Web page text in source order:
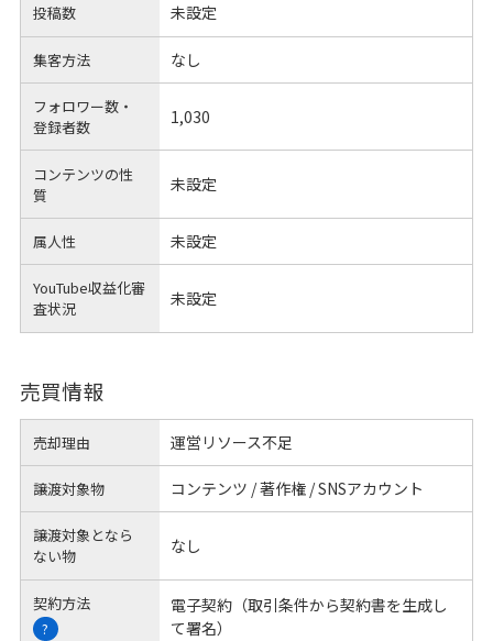
投稿数 未設定
集客方法 なし
フォロワー数・
登録者数
1,030
コンテンツの性
質
未設定
属人性 未設定
YouTube収益化審
査状況
未設定
売買情報
売却理由 運営リソース不足
譲渡対象物 コンテンツ / 著作権 / SNSアカウント
譲渡対象となら
ない物
なし
契約方法
?
電子契約（取引条件から契約書を生成し
て署名）